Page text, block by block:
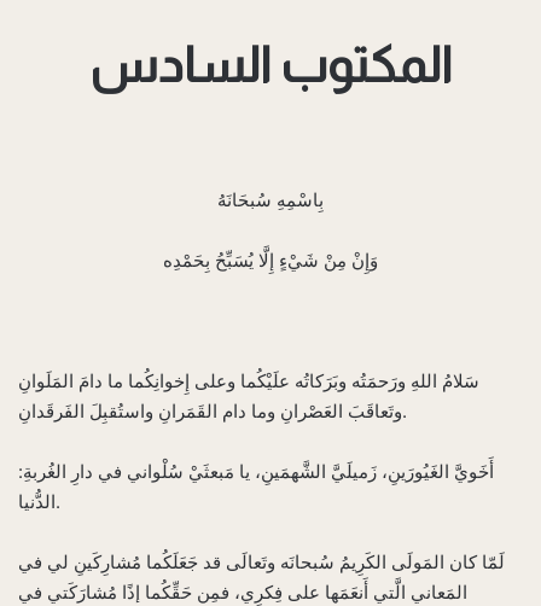
بِاسْمِهِ سُبحَانَهُ
وَإِنْ مِنْ شَيْءٍ إِلَّا يُسَبِّحُ بِحَمْدِه
سَلامُ اللهِ ورَحمَتُه وبَرَكاتُه علَيْكُما وعلى إِخوانِكُما ما دامَ المَلَوانِ
وتَعاقَبَ العَصْرانِ وما دام القَمَرانِ واستُقبِلَ الفَرقَدانِ.
أَخَويَّ الغَيُورَينِ، زَميلَيَّ الشَّهمَينِ، يا مَبعثَيْ سُلْواني في دارِ الغُربةِ:
الدُّنيا.‌
لَمّا كان المَولَى الكَرِيمُ سُبحانَه وتَعالَى قد جَعَلَكُما مُشارِكَينِ لي في
المَعاني الَّتي أَنعَمَها على فِكرِي، فمِن حَقِّكُما إذًا مُشارَكَتي في